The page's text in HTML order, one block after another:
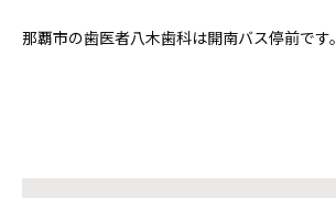
那覇市の歯医者八木歯科は開南バス停前です。